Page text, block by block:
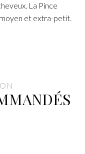
La Pince
et extra-petit.